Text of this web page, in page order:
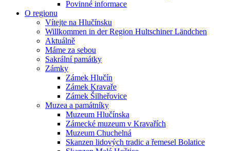
Povinné informace
O regionu
Vítejte na Hlučínsku
Willkommen in der Region Hultschiner Ländchen
Aktuálně
Máme za sebou
Sakrální památky
Zámky
Zámek Hlučín
Zámek Kravaře
Zámek Šilheřovice
Muzea a památníky
Muzeum Hlučínska
Zámecké muzeum v Kravařích
Muzeum Chuchelná
Skanzen lidových tradic a řemesel Bolatice